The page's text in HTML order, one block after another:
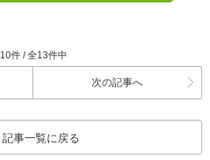
10件 / 全13件中
次の記事へ
記事一覧に戻る